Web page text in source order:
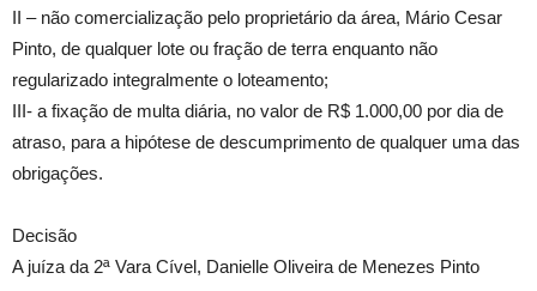
II – não comercialização pelo proprietário da área, Mário Cesar
Pinto, de qualquer lote ou fração de terra enquanto não
regularizado integralmente o loteamento;
III- a fixação de multa diária, no valor de R$ 1.000,00 por dia de
atraso, para a hipótese de descumprimento de qualquer uma das
obrigações.
Decisão
A juíza da 2ª Vara Cível, Danielle Oliveira de Menezes Pinto